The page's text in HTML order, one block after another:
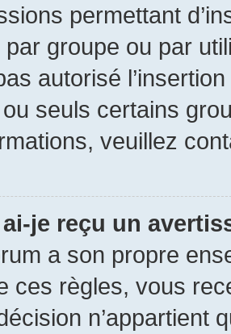
permettant
groupe ou par
autorisé
seuls certains
veuillez
je reçu un
a son propre
ces règles, vous
n’appartient